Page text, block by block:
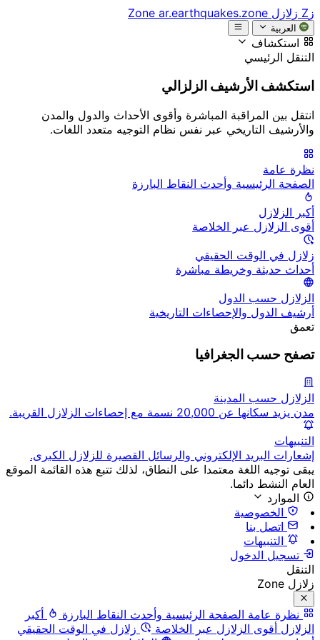
زZ زلازل Zone ar.earthquakes.zone
العربية
استكشاف
التنقل الرئيسي
استكشف الأرشيف الزلزالي
انتقل بين المراقبة المباشرة وأقوى الأحداث والدول والمدن
والأرشيف التاريخي عبر نفس نظام التوجيه متعدد اللغات.
نظرة عامة
الصفحة الرئيسية وأحدث النقاط البارزة
أكبر الزلازل
أقوى الزلازل عبر الخلاصة
زلازل في الوقت الحقيقي
أحداث حديثة وخريطة مباشرة
الزلازل حسب الدول
أرشيف الدول والإحصاءات التاريخية
تعمق
تصفح حسب الجغرافيا
الزلازل حسب المدينة
مدن يزيد سكانها عن 20,000 نسمة مع إحصاءات الزلازل القريبة.
التنبيهات
إشعارات البريد الإلكتروني والرسائل القصيرة للزلازل الكبرى.
يبقى توجيه اللغة معتمدا على النطاق، لذلك تتبع هذه القائمة الموقع
العام النشط دائما.
الموارد
الخصوصية
اتصل بنا
التنبيهات
تسجيل الدخول
التنقل
زلازل Zone
نظرة عامة الصفحة الرئيسية وأحدث النقاط البارزة
أكبر
الزلازل أقوى الزلازل عبر الخلاصة
زلازل في الوقت الحقيقي